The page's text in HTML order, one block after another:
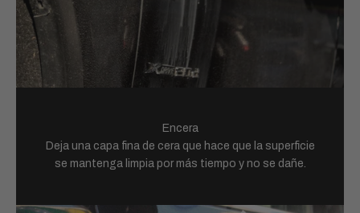
Encera
Deja una capa fina de cera que hace que la superficie
se mantenga limpia por más tiempo y no se dañe.